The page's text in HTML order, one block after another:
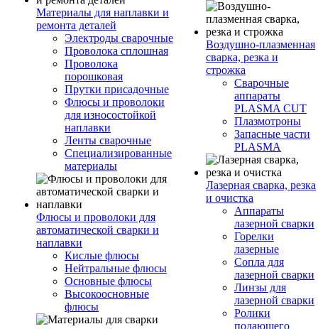
Материалы для наплавки и
ремонта деталей
Электроды сварочные
Проволока сплошная
Проволока
порошковая
Прутки присадочные
Флюсы и проволоки
для износостойкой
наплавки
Ленты сварочные
Специализированные
материалы
Флюсы и проволоки для
автоматической сварки и
наплавки
Кислые флюсы
Нейтральные флюсы
Основные флюсы
Высокоосновные
флюсы
Воздушно-плазменная
сварка, резка и
строжка
Сварочные
аппараты
PLASMA CUT
Плазмотроны
Запасные части
PLASMA
Лазерная сварка, резка
и очистка
Аппараты
лазерной сварки
Горелки
лазерные
Сопла для
лазерной сварки
Линзы для
лазерной сварки
Ролики
подающего